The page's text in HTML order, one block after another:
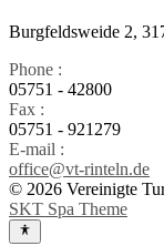
Burgfeldsweide 2,
Phone :
05751 - 42800
Fax :
05751 - 921279
E-mail :
office@vt-rinteln.de
© 2026 Vereinigte
SKT Spa Theme